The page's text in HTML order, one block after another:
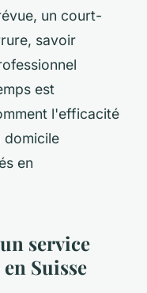
un court-
savoir
est
l'efficacité
domicile
en
service
Suisse